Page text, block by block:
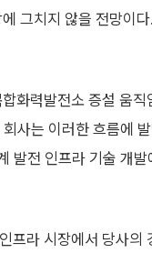
그치지 않을 전망이
화력발전소 증설 움
사는 이러한 흐름에
발전 인프라 기술 개
프라 시장에서 당사